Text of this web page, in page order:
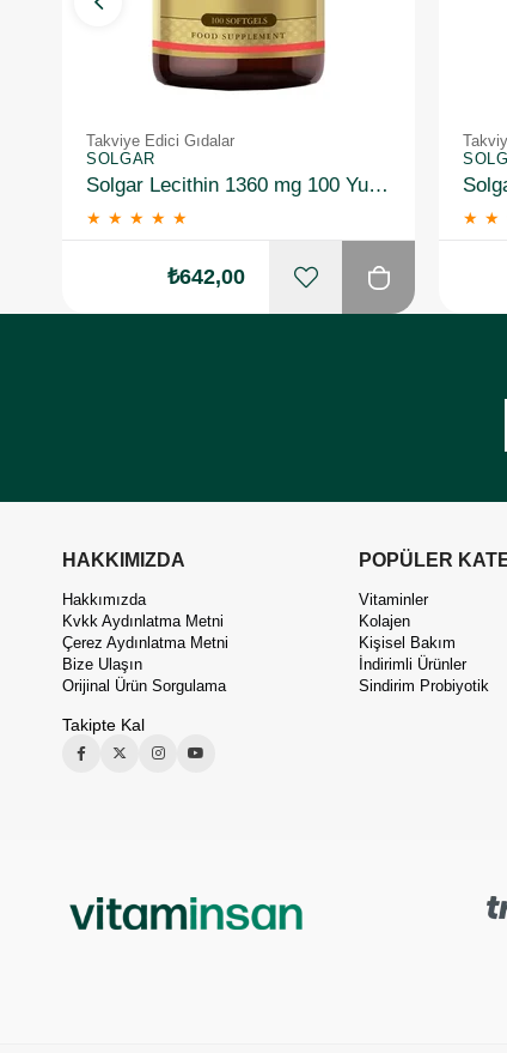
Takviye Edici Gıdalar
SOLGAR
Solgar Lecithin 1360 mg 100 Yumuşak Jelatin Kapsül
★ ★ ★ ★ ★
₺642,00
★ ★
HAKKIMIZDA
Hakkımızda
Kvkk Aydınlatma Metni
Çerez Aydınlatma Metni
Bize Ulaşın
Orijinal Ürün Sorgulama
Takipte Kal
POPÜLER
Vitaminler
Kolajen
Kişisel Bakım
İndirimli Ürünler
Sindirim Probiyotik